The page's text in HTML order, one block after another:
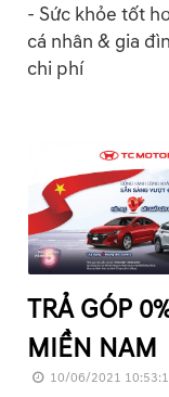
- Sức khỏe tốt
cá nhân & gia
chi phí
TRẢ GÓP
MIỀN NAM
10/06/2021